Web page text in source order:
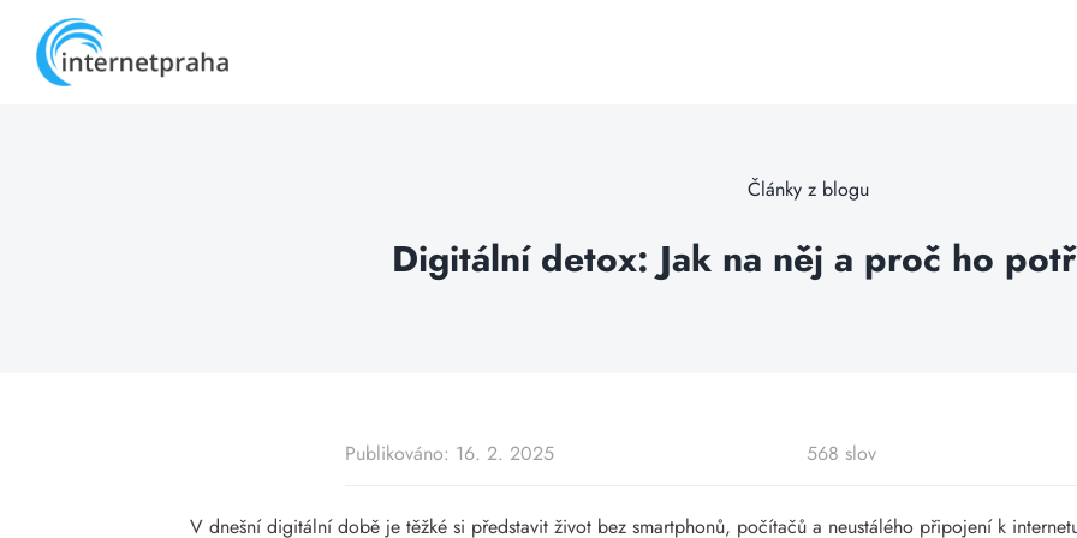
content
Články z blogu
Digitální detox: Jak na něj a proč ho
Publikováno: 16. 2. 2025 568 slov
V dnešní digitální době je těžké si představit život bez smartphonů, počítačů a neustálého připojení k